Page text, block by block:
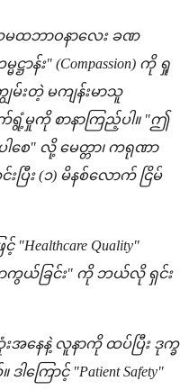
မထဘာဝနာလေး ခဏ
န်း" (Compassion) ကို ရှု
မ်းတဲ့ မကျန်းမာသူ
မှုကို စာနာကြည့်ပါ။ "ဤ
ါစေ" လို့ မေတ္တာ၊ ကရုဏာ
(၁) မိနစ်လောက် ငြိမ်
Quality"
ကာကွယ်ခြင်း" ကို ဘယ်လို ရှင်း
းအနေနဲ့ လူနာကို ထပ်ပြီး ဒုက္ခ
ြောင့် "Patient Safety"